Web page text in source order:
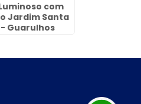
com
Jardim Santa
Guarulhos